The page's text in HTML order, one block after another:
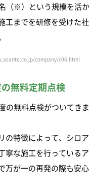
（※）という規模を活か
工までを研修を受けた社
company/c06.html
無料定期点検
の無料点検がついてきま
の特徴によって、シロア
寧な施工を行っているア
万が一の再発の際も安心